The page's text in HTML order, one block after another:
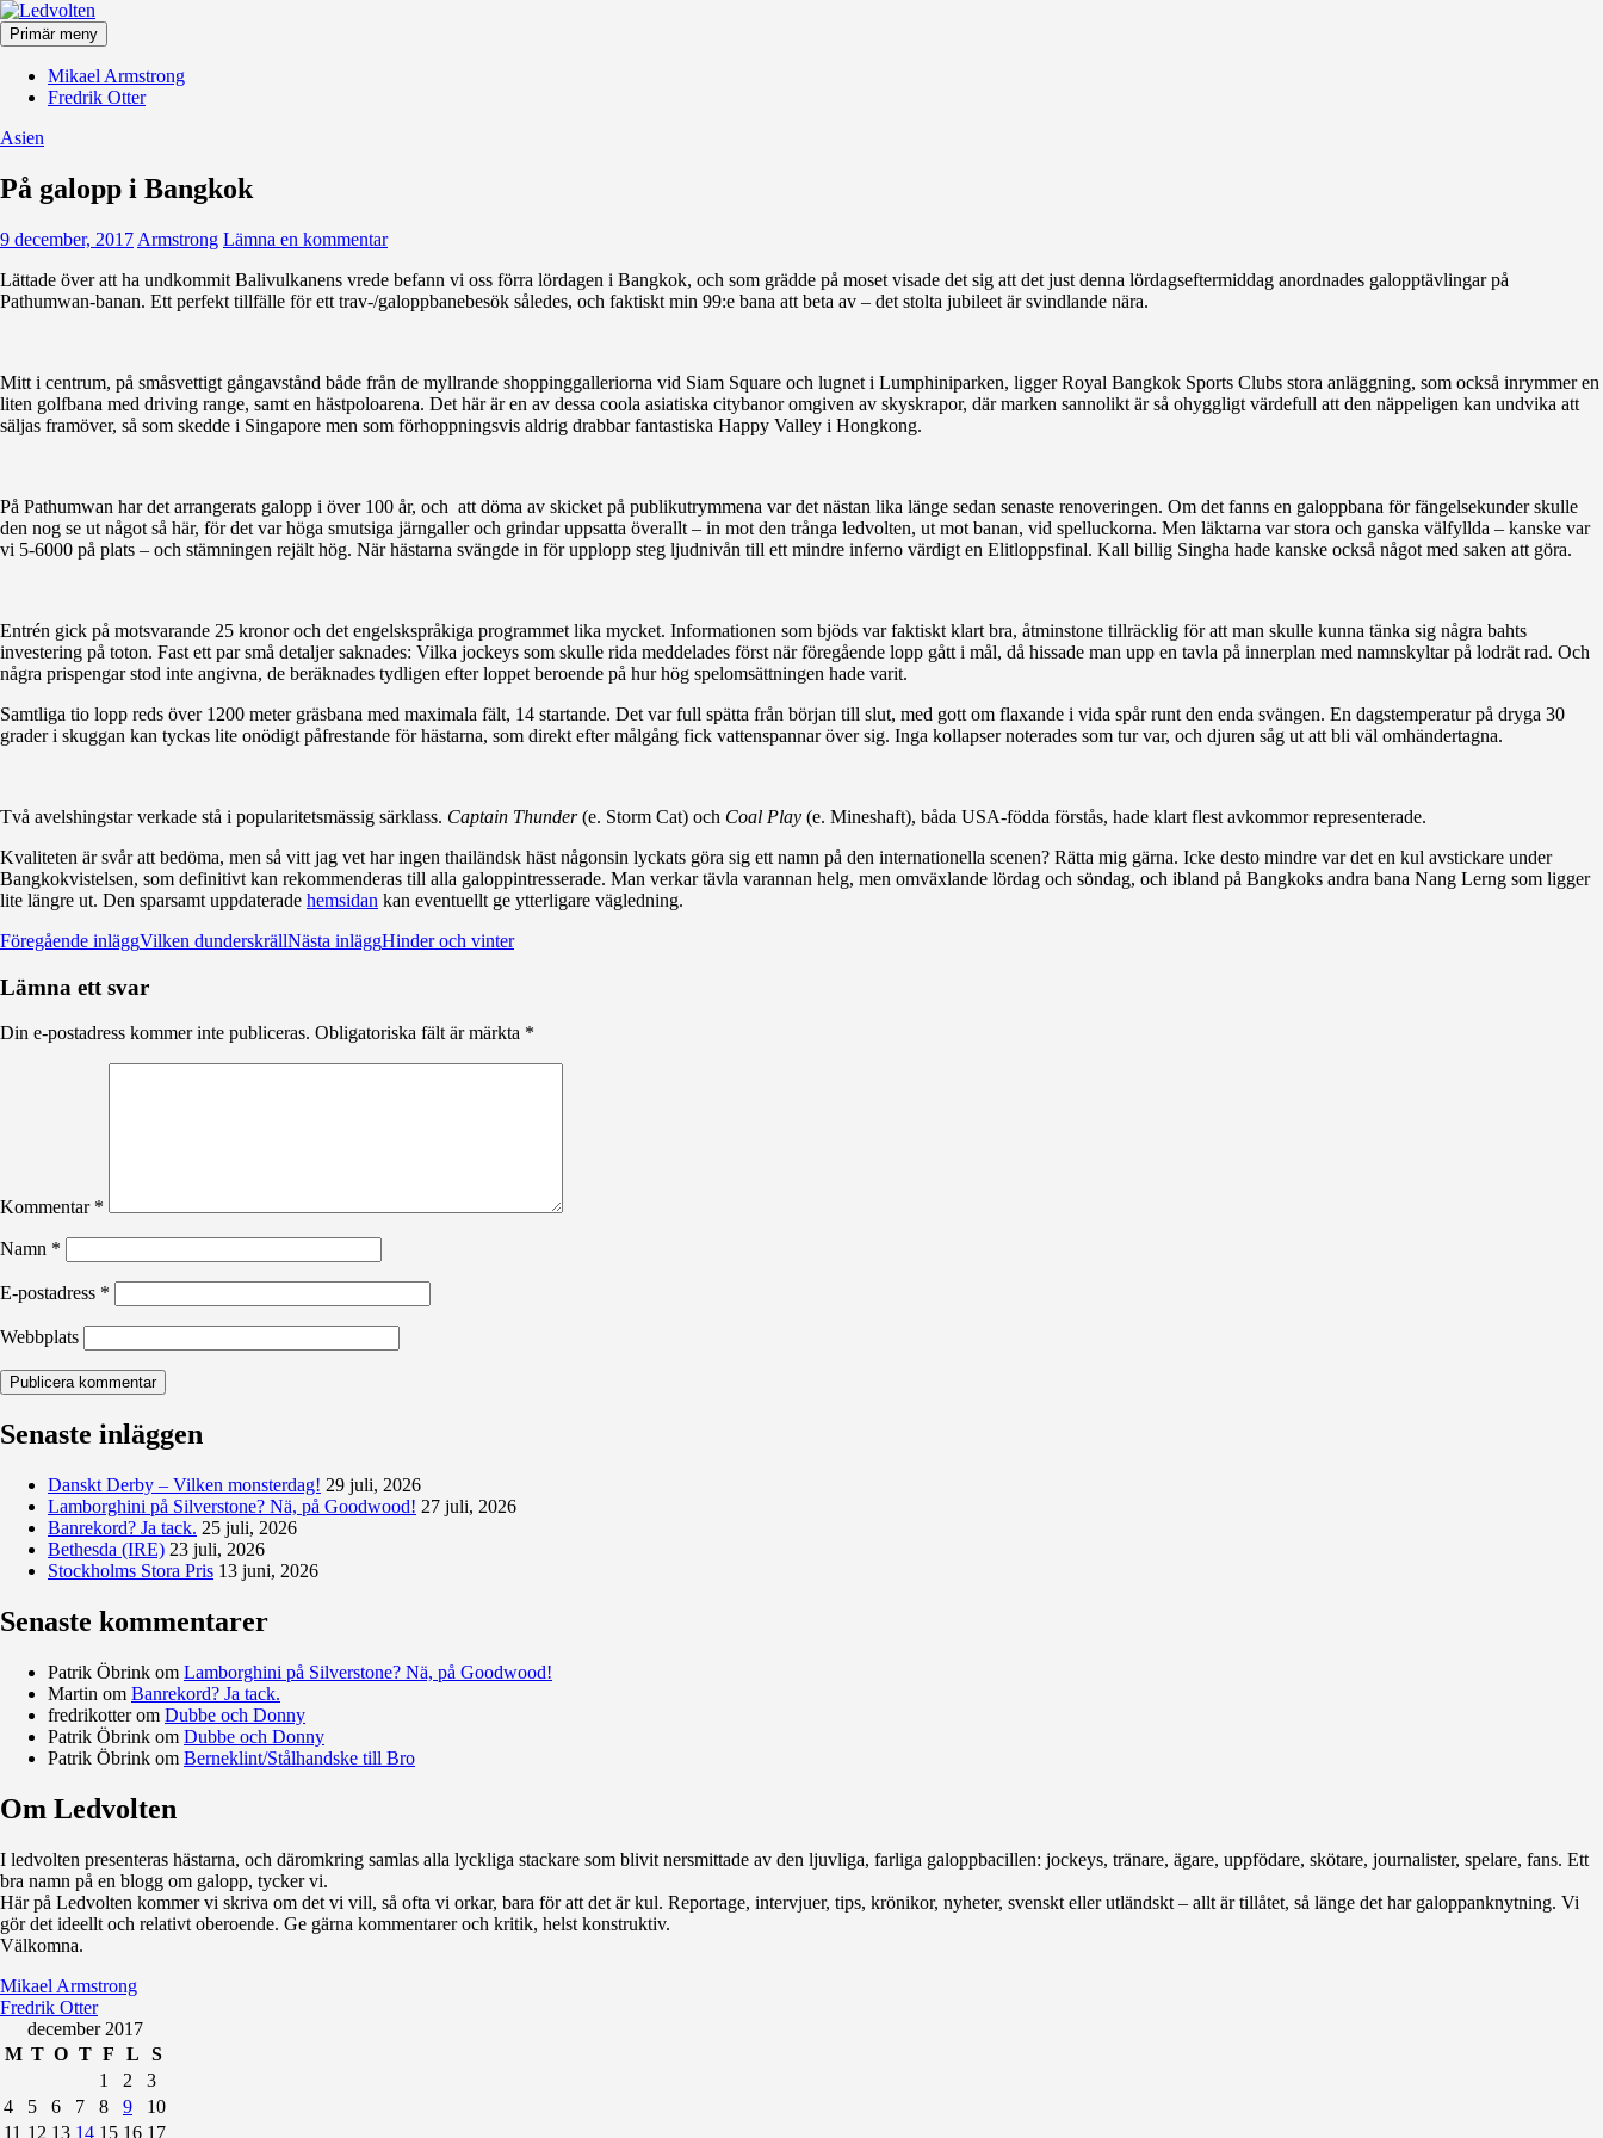
Hoppa
till
innehåll
Ledvolten
Primär meny
Mikael Armstrong
Fredrik Otter
Asien
På galopp i Bangkok
9 december, 2017 Armstrong Lämna en kommentar
Lättade över att ha undkommit Balivulkanens vrede befann vi oss förra lördagen i Bangkok, och som grädde på moset visade det sig att det just denna lördagseftermiddag anordnades galopptävlingar på
Pathumwan-banan. Ett perfekt tillfälle för ett trav-/galoppbanebesök således, och faktiskt min 99:e bana att beta av – det stolta jubileet är svindlande nära.
Mitt i centrum, på småsvettigt gångavstånd både från de myllrande shoppinggalleriorna vid Siam Square och lugnet i Lumphiniparken, ligger Royal Bangkok Sports Clubs stora anläggning, som också inrymmer en
liten golfbana med driving range, samt en hästpoloarena. Det här är en av dessa coola asiatiska citybanor omgiven av skyskrapor, där marken sannolikt är så ohyggligt värdefull att den näppeligen kan undvika att
säljas framöver, så som skedde i Singapore men som förhoppningsvis aldrig drabbar fantastiska Happy Valley i Hongkong.
På Pathumwan har det arrangerats galopp i över 100 år, och att döma av skicket på publikutrymmena var det nästan lika länge sedan senaste renoveringen. Om det fanns en galoppbana för fängelsekunder skulle
den nog se ut något så här, för det var höga smutsiga järngaller och grindar uppsatta överallt – in mot den trånga ledvolten, ut mot banan, vid spelluckorna. Men läktarna var stora och ganska välfyllda – kanske var
vi 5-6000 på plats – och stämningen rejält hög. När hästarna svängde in för upplopp steg ljudnivån till ett mindre inferno värdigt en Elitloppsfinal. Kall billig Singha hade kanske också något med saken att göra.
Entrén gick på motsvarande 25 kronor och det engelskspråkiga programmet lika mycket. Informationen som bjöds var faktiskt klart bra, åtminstone tillräcklig för att man skulle kunna tänka sig några bahts
investering på toton. Fast ett par små detaljer saknades: Vilka jockeys som skulle rida meddelades först när föregående lopp gått i mål, då hissade man upp en tavla på innerplan med namnskyltar på lodrät rad. Och
några prispengar stod inte angivna, de beräknades tydligen efter loppet beroende på hur hög spelomsättningen hade varit.
Samtliga tio lopp reds över 1200 meter gräsbana med maximala fält, 14 startande. Det var full spätta från början till slut, med gott om flaxande i vida spår runt den enda svängen. En dagstemperatur på dryga 30
grader i skuggan kan tyckas lite onödigt påfrestande för hästarna, som direkt efter målgång fick vattenspannar över sig. Inga kollapser noterades som tur var, och djuren såg ut att bli väl omhändertagna.
Två avelshingstar verkade stå i popularitetsmässig särklass. Captain Thunder(e. Storm Cat) och Coal Play (e. Mineshaft), båda USA-födda förstås, hade klart flest avkommor representerade.
Kvaliteten är svår att bedöma, men så vitt jag vet har ingen thailändsk häst någonsin lyckats göra sig ett namn på den internationella scenen? Rätta mig gärna. Icke desto mindre var det en kul avstickare under
Bangkokvistelsen, som definitivt kan rekommenderas till alla galoppintresserade. Man verkar tävla varannan helg, men omväxlande lördag och söndag, och ibland på Bangkoks andra bana Nang Lerng som ligger
lite längre ut. Den sparsamt uppdaterade hemsidan kan eventuellt ge ytterligare vägledning.
Inläggsnavigering
Föregående inläggVilken dunderskrällNästa inläggHinder och vinter
Lämna ett svar
Din e-postadress kommer inte publiceras. Obligatoriska fält är märkta *
Kommentar *
Namn *
E-postadress *
Webbplats
Senaste inläggen
Danskt Derby – Vilken monsterdag! 29 juli, 2026
Lamborghini på Silverstone? Nä, på Goodwood! 27 juli, 2026
Banrekord? Ja tack. 25 juli, 2026
Bethesda (IRE) 23 juli, 2026
Stockholms Stora Pris 13 juni, 2026
Senaste kommentarer
Patrik Öbrink om Lamborghini på Silverstone? Nä, på Goodwood!
Martin om Banrekord? Ja tack.
fredrikotterom Dubbe och Donny
Patrik Öbrink om Dubbe och Donny
Patrik Öbrink om Berneklint/Stålhandske till Bro
Om Ledvolten
I ledvolten presenteras hästarna, och däromkring samlas alla lyckliga stackare som blivit nersmittade av den ljuvliga, farliga galoppbacillen: jockeys, tränare, ägare, uppfödare, skötare, journalister, spelare, fans. Ett
bra namn på en blogg om galopp, tycker vi.
Här på Ledvolten kommer vi skriva om det vi vill, så ofta vi orkar, bara för att det är kul. Reportage, intervjuer, tips, krönikor, nyheter, svenskt eller utländskt – allt är tillåtet, så länge det har galoppanknytning. Vi
gör det ideellt och relativt oberoende. Ge gärna kommentarer och kritik, helst konstruktiv.
Välkomna.
Mikael Armstrong
Fredrik Otter
december 2017
M T O T F L
S
1
2
3
4
5 6 7 8 9
10
11 12 13 14 15 16 17